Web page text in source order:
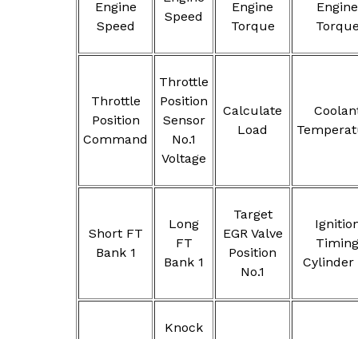
Engine
Speed
Speed
Engine
Torque
Engine
Throttle
Position
Command
Throttle
Position
Sensor
No.1
Voltage
Calculate
Load
Short FT
Bank 1
Long
FT
Bank 1
Target
EGR Valve
Position
No.1
Timing
Cylinder
Knock